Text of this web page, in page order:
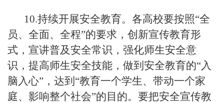
10.持续开展安全教育。各高校要按照“全
员、全面、全程”的要求，创新宣传教育形
式，宣讲普及安全常识，强化师生安全意
识，提高师生安全技能，做到安全教育的“入
脑入心”，达到“教育一个学生、带动一个家
庭、影响整个社会”的目的。要把安全宣传教